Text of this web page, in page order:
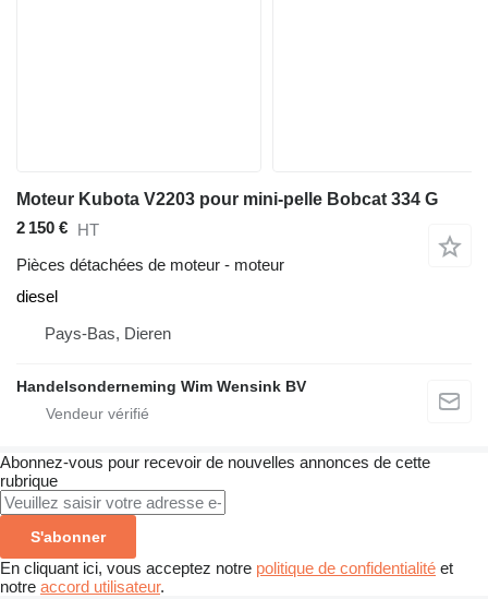
Moteur Kubota V2203 pour mini-pelle Bobcat 334 G
2 150 € HT
Pièces détachées de moteur - moteur
diesel
Pays-Bas, Dieren
Handelsonderneming Wim Wensink BV
Abonnez-vous pour recevoir de nouvelles annonces de cette
rubrique
S'abonner
En cliquant ici, vous acceptez notre politique de confidentialité et
notre accord utilisateur.